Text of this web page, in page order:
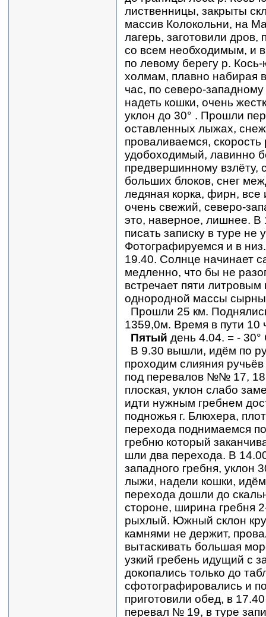
лиственницы, закрыты
массив Колокольни, на
лагерь, заготовили дров,
со всем необходимым, и
по левому берегу р.
холмам, плавно набирая
час, по северо-
надеть кошки, очень
уклон до 30° . Прошли
оставленных лыжах,
проваливаемся,
удобоходимый, лавинно
предвершинному взлёту,
больших блоков, снег
ледяная корка, фирн,
очень свежий, северо-
это, наверное, лишнее. В
писать записку в туре не
Фотографируемся и в
19.40. Солнце начинает
медленно, что бы не
встречает пяти
однородной массы
Прошли 25 км.
1359,0м. Время в пути 10
Пятый день 4.04. = -
В 9.30 вышли, идём по
проходим слияния
под перевалов №№ 17,
плоская, уклон слабо
идти нужным гребнем
подножья г. Блюхера,
перехода поднимаемся
гребню который
шли два перехода. В
западного гребня, уклон
лыжи, надели кошки,
перехода дошли до
стороне, ширина гребня
рыхлый. Южный склон
камнями не держит,
вытаскивать большая
узкий гребень идущий с
докопались только до
сфотографировались и
приготовили обед, в
перевал № 19, в туре